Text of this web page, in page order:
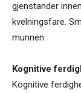
gjenstander
kvelningsfare.
munnen.
Kognitive
Kognitive